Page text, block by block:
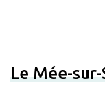
Le Mée-